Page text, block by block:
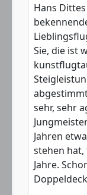
Hans
Sie, die ist
sehr, sehr
Jahren
stehen
Jahre.